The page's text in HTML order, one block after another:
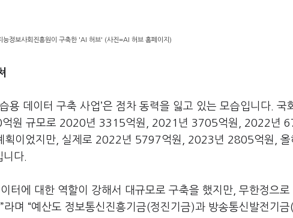
능정보사회진흥원이 구축한 'AI 허브' (사진=AI 허브 홈페이지)
용 데이터 구축 사업’은 점차 동력을 잃고 있는 모습입니다 국
억원 규모로 2020년 3315억원 , 2021 년 3705억원 , 2022 년
획이었지만 실제로 2022 년 5797억원 , 2023 년 2805억원
니다
터에 대한 역할이 강해서 대규모로 구축을 했지만 무한정으로
”라며 “예산도 정보통신진흥기금(정진기금)과 방송통신발전기금(